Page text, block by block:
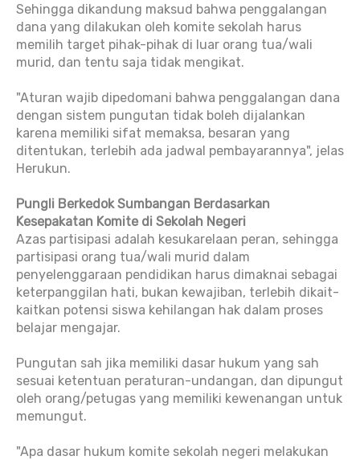
Sehingga dikandung maksud bahwa penggalangan
dana yang dilakukan oleh komite sekolah harus
memilih target pihak-pihak di luar orang tua/wali
murid, dan tentu saja tidak mengikat.
"Aturan wajib dipedomani bahwa penggalangan dana
dengan sistem pungutan tidak boleh dijalankan
karena memiliki sifat memaksa, besaran yang
ditentukan, terlebih ada jadwal pembayarannya", jelas
Herukun.
Pungli Berkedok Sumbangan Berdasarkan
Kesepakatan Komite di Sekolah Negeri
Azas partisipasi adalah kesukarelaan peran, sehingga
partisipasi orang tua/wali murid dalam
penyelenggaraan pendidikan harus dimaknai sebagai
keterpanggilan hati, bukan kewajiban, terlebih dikait-
kaitkan potensi siswa kehilangan hak dalam proses
belajar mengajar.
Pungutan sah jika memiliki dasar hukum yang sah
sesuai ketentuan peraturan-undangan, dan dipungut
oleh orang/petugas yang memiliki kewenangan untuk
memungut.
"Apa dasar hukum komite sekolah negeri melakukan